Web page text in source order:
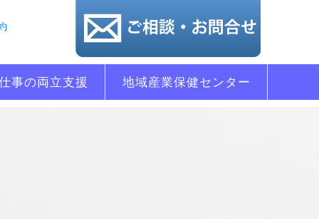
事の両立支援 地域産業保健センター